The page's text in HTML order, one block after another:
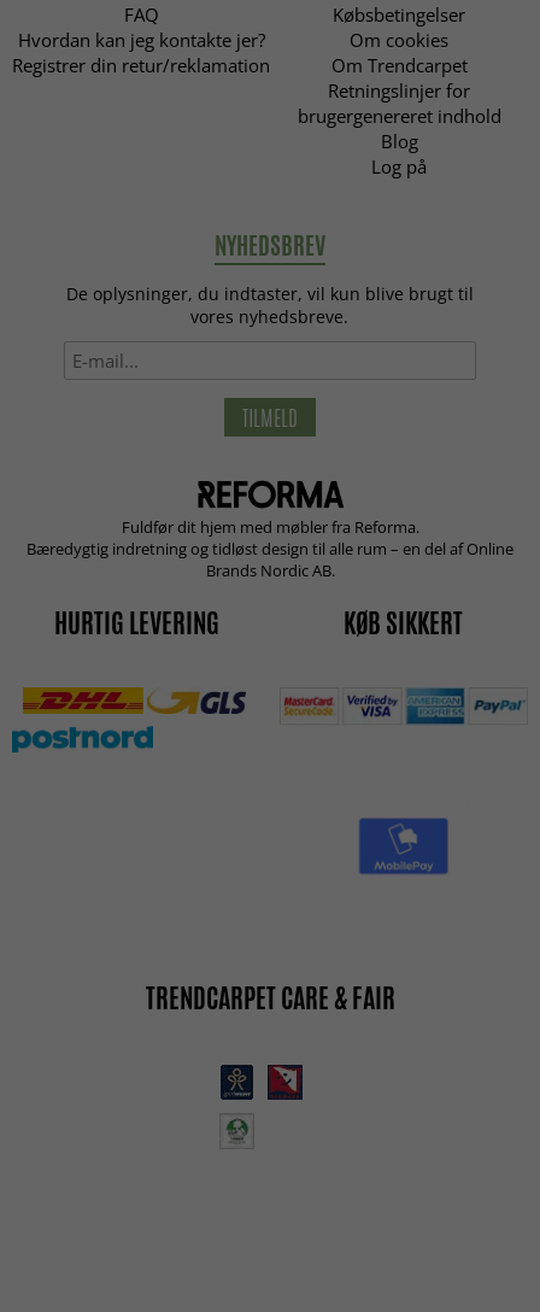
FAQ
Hvordan kan jeg kontakte jer?
Registrer din retur/reklamation
Købsbetingelser
Om cookies
Om Trendcarpet
Retningslinjer for
brugergenereret indhold
Blog
Log på
NYHEDSBREV
De oplysninger, du indtaster, vil kun blive brugt til
vores nyhedsbreve.
TILMELD
Fuldfør dit hjem med møbler fra Reforma.
Bæredygtig indretning og tidløst design til alle rum – en del af Online
Brands Nordic AB.
HURTIG LEVERING KØB SIKKERT
TRENDCARPET CARE & FAIR